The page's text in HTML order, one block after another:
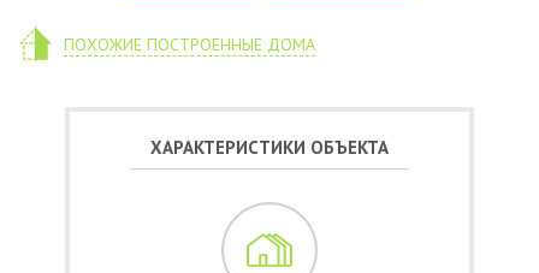
ПОХОЖИЕ ПОСТРОЕННЫЕ ДОМА
ХАРАКТЕРИСТИКИ ОБЪЕКТА